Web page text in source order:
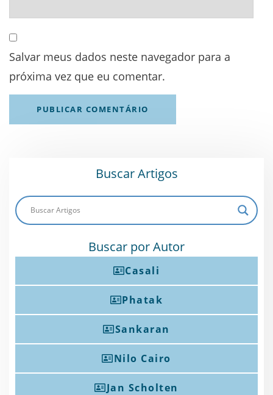
Salvar meus dados neste navegador para a
próxima vez que eu comentar.
Buscar Artigos
Buscar por Autor
Casali
Phatak
Sankaran
Nilo Cairo
Jan Scholten